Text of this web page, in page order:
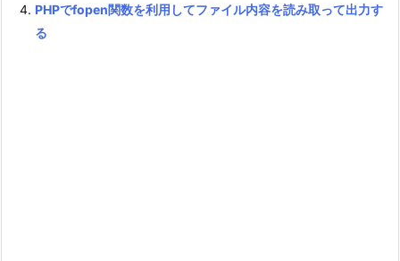
PHPでfopen関数を利用してファイル内容を読み取って出力す
る